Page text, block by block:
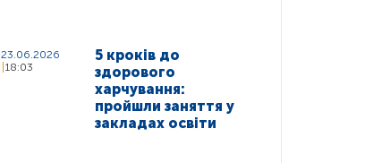
23.06.2026
18:03
5 кроків до
здорового
харчування:
пройшли заняття у
закладах освіти